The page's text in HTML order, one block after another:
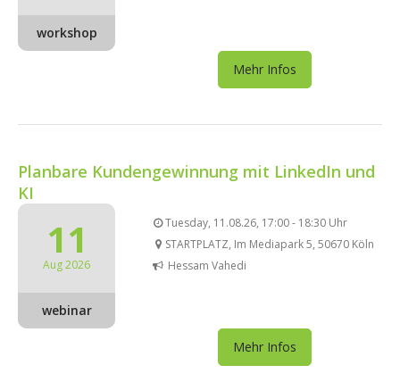
workshop
Mehr Infos
Planbare Kundengewinnung mit LinkedIn und
KI
11
Aug 2026
webinar
Tuesday, 11.08.26, 17:00 - 18:30 Uhr
STARTPLATZ, Im Mediapark 5, 50670 Köln
Hessam Vahedi
Mehr Infos